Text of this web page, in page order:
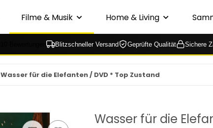
Filme & Musik Home & Living
Blitzschneller Versand Geprüfte Qualität Sichere
Wasser für die Elefanten / DVD * Top Zustand
Wasser für die